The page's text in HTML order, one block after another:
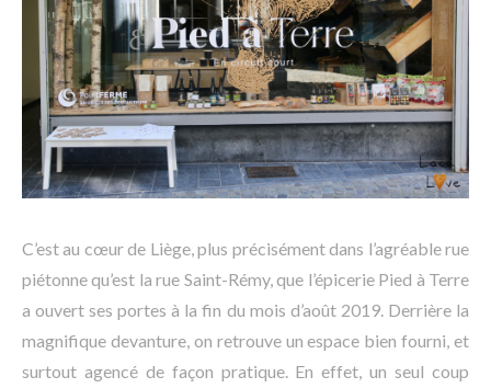
C’est au cœur de Liège, plus précisément dans l’agréable rue
piétonne qu’est la rue Saint-Rémy, que l’épicerie Pied à Terre
a ouvert ses portes à la fin du mois d’août 2019. Derrière la
magnifique devanture, on retrouve un espace bien fourni, et
surtout agencé de façon pratique. En effet, un seul coup